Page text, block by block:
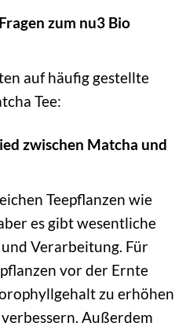
zum nu3 Bio
auf häufig gestellte
Tee:
zwischen Matcha und
Teepflanzen wie
es gibt wesentliche
Verarbeitung. Für
vor der Ernte
zu erhöhen
Außerdem